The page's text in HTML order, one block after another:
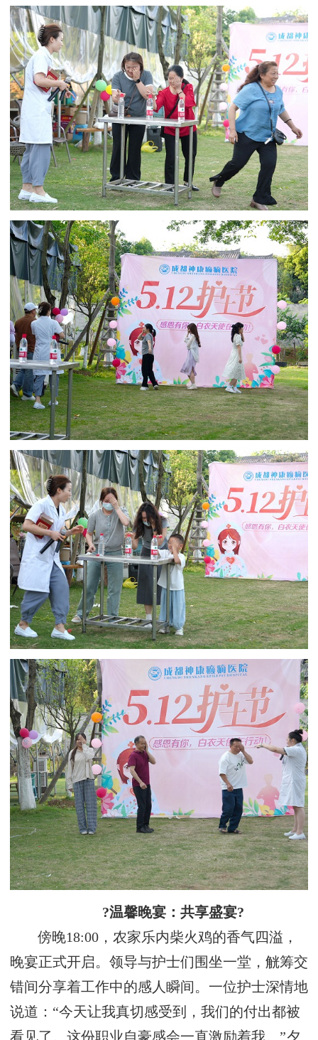
?温馨晚宴：共享盛宴?
傍晚18:00，农家乐内柴火鸡的香气四溢，
晚宴正式开启。领导与护士们围坐一堂，觥筹交
错间分享着工作中的感人瞬间。一位护士深情地
说道：“今天让我真切感受到，我们的付出都被
看见了。这份职业自豪感会一直激励着我。”夕